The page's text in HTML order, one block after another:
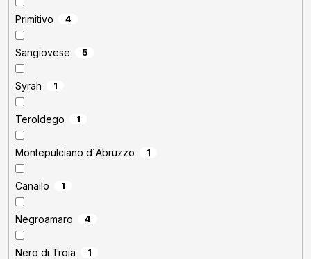
Primitivo 4
Sangiovese 5
Syrah 1
Teroldego 1
Montepulciano d´Abruzzo 1
Canailo 1
Negroamaro 4
Nero di Troia 1